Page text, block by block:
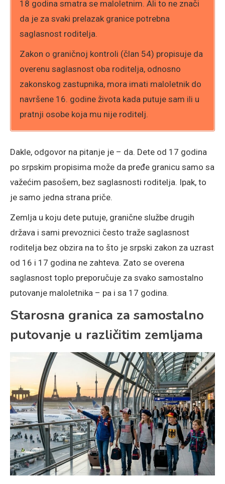
18 godina smatra se maloletnim. Ali to ne znači
da je za svaki prelazak granice potrebna
saglasnost roditelja.
Zakon o graničnoj kontroli (član 54) propisuje da
overenu saglasnost oba roditelja, odnosno
zakonskog zastupnika, mora imati maloletnik do
navršene 16. godine života kada putuje sam ili u
pratnji osobe koja mu nije roditelj.
Dakle, odgovor na pitanje je – da. Dete od 17 godina
po srpskim propisima može da pređe granicu samo sa
važećim pasošem, bez saglasnosti roditelja. Ipak, to
je samo jedna strana priče.
Zemlja u koju dete putuje, granične službe drugih
država i sami prevoznici često traže saglasnost
roditelja bez obzira na to što je srpski zakon za uzrast
od 16 i 17 godina ne zahteva. Zato se overena
saglasnost toplo preporučuje za svako samostalno
putovanje maloletnika – pa i sa 17 godina.
Starosna granica za samostalno
putovanje u različitim zemljama